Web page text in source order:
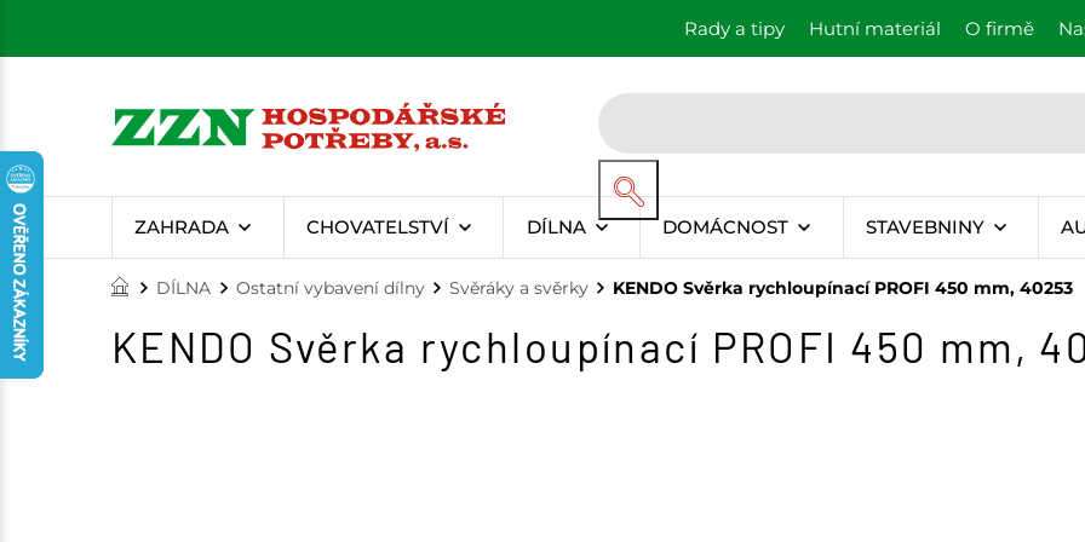
Rady a tipy Hutní materiál O firmě
ZAHRADA CHOVATELSTVÍ DÍLNA DOMÁCNOST STAVEBNINY
DÍLNA Ostatní vybavení dílny Svěráky a svěrky KENDO Svěrka rychloupínací PROFI 450 mm, 40253
KENDO Svěrka rychloupínací PROFI 450 mm,